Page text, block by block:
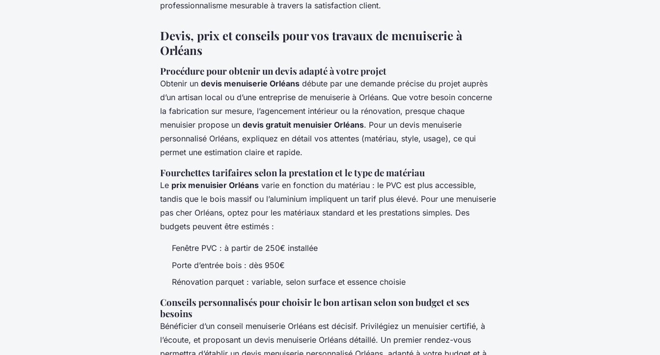
professionnalisme mesurable à travers la satisfaction client.
Devis, prix et conseils pour vos travaux de menuiserie à
Orléans
Procédure pour obtenir un devis adapté à votre projet
Obtenir un devis menuiserie Orléans débute par une demande précise du projet auprès
d’un artisan local ou d’une entreprise de menuiserie à Orléans. Que votre besoin concerne
la fabrication sur mesure, l’agencement intérieur ou la rénovation, presque chaque
menuisier propose un devis gratuit menuisier Orléans. Pour un devis menuiserie
personnalisé Orléans, expliquez en détail vos attentes (matériau, style, usage), ce qui
permet une estimation claire et rapide.
Fourchettes tarifaires selon la prestation et le type de matériau
Le prix menuisier Orléans varie en fonction du matériau : le PVC est plus accessible,
tandis que le bois massif ou l’aluminium impliquent un tarif plus élevé. Pour une menuiserie
pas cher Orléans, optez pour les matériaux standard et les prestations simples. Des
budgets peuvent être estimés :
Fenêtre PVC : à partir de 250€ installée
Porte d’entrée bois : dès 950€
Rénovation parquet : variable, selon surface et essence choisie
Conseils personnalisés pour choisir le bon artisan selon son budget et ses
besoins
Bénéficier d’un conseil menuiserie Orléans est décisif. Privilégiez un menuisier certifié, à
l’écoute, et proposant un devis menuiserie Orléans détaillé. Un premier rendez-vous